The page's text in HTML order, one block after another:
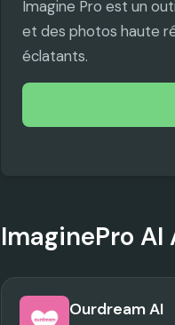
Imagine Pro est un
et des photos haute
éclatants.
ImaginePro AI
Ourdream AI